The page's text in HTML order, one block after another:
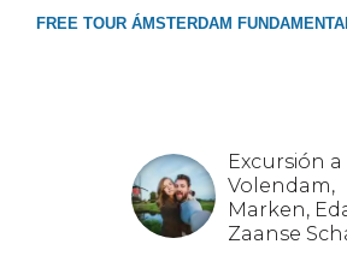
FREE TOUR ÁMSTERDAM